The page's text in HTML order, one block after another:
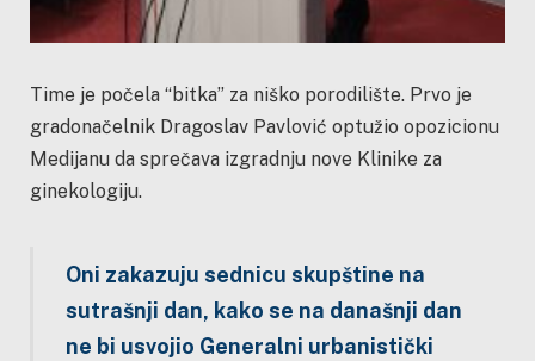
Time je počela “bitka” za niško porodilište. Prvo je
gradonačelnik Dragoslav Pavlović optužio opozicionu
Medijanu da sprečava izgradnju nove Klinike za
ginekologiju.
Oni zakazuju sednicu skupštine na
sutrašnji dan, kako se na današnji dan
ne bi usvojio Generalni urbanistički